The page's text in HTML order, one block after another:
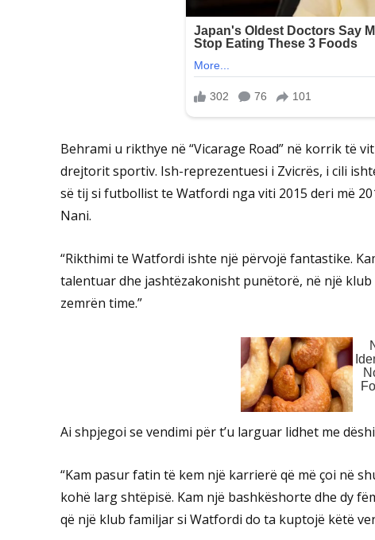
Behrami u rikthye në “Vicarage Road” në korrik të
drejtorit sportiv. Ish-reprezentuesi i Zvicrës, i cili
së tij si futbollist te Watfordi nga viti 2015 deri më
Nani.
“Rikthimi te Watfordi ishte një përvojë fantastike.
talentuar dhe jashtëzakonisht punëtorë, në një
zemrën time.”
Ai shpjegoi se vendimi për t’u larguar lidhet me
“Kam pasur fatin të kem një karrierë që më çoi në
kohë larg shtëpisë. Kam një bashkëshorte dhe dy
që një klub familjar si Watfordi do ta kuptojë këtë